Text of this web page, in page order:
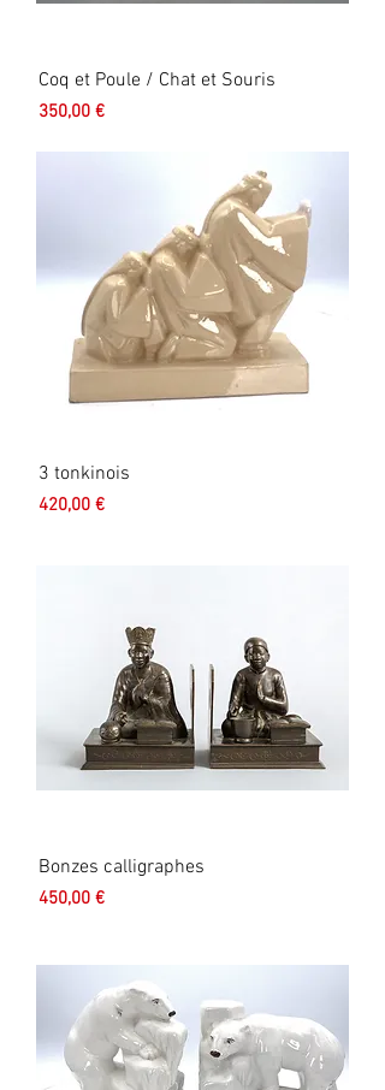
Coq et Poule / Chat et Souris
Prix
350,00 €
3 tonkinois
Prix
420,00 €
Bonzes calligraphes
Prix
450,00 €